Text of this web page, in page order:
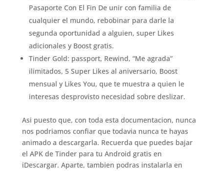
Pasaporte Con El Fin De unir con familia de
cualquier el mundo, rebobinar para darle la
segunda oportunidad a alguien, super Likes
adicionales y Boost gratis.
Tinder Gold: passport, Rewind, “Me agrada”
ilimitados, 5 Super Likes al aniversario, Boost
mensual y Likes You, que te muestra a quien le
interesas desprovisto necesidad sobre deslizar.
Asi puesto que, con toda esta documentacion, nunca
nos podri­amos confiar que todavia nunca te hayas
animado a descargarla. Recuerda que puedes bajar
el APK de Tinder para tu Android gratis en
iDescargar. Aparte, tambien podras instalarla en